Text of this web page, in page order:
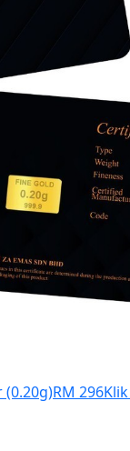
(0.20g)RM 296